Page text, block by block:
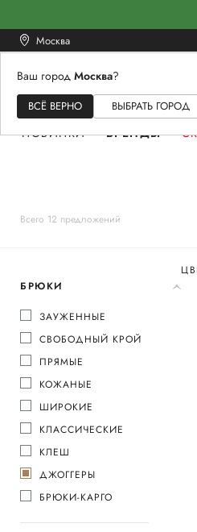
Москва
Ваш город Москва?
ВСЁ ВЕРНО ВЫБРАТЬ ГОРОД
ЖЕНСКОЕМУЖСКОЕ
НОВИНКИ БРЕНДЫ
Всего 12 предложений
БРЮКИ
ЗАУЖЕННЫЕ
СВОБОДНЫЙ КРОЙ
ПРЯМЫЕ
КОЖАНЫЕ
ШИРОКИЕ
КЛАССИЧЕСКИЕ
КЛЕШ
ДЖОГГЕРЫ
БРЮКИ-КАРГО